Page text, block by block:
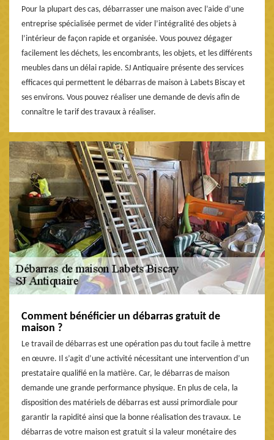
Pour la plupart des cas, débarrasser une maison avec l’aide d’une
entreprise spécialisée permet de vider l’intégralité des objets à
l’intérieur de façon rapide et organisée. Vous pouvez dégager
facilement les déchets, les encombrants, les objets, et les différents
meubles dans un délai rapide. SJ Antiquaire présente des services
efficaces qui permettent le débarras de maison à Labets Biscay et
ses environs. Vous pouvez réaliser une demande de devis afin de
connaître le tarif des travaux à réaliser.
Comment bénéficier un débarras gratuit de
maison ?
Le travail de débarras est une opération pas du tout facile à mettre
en œuvre. Il s’agit d’une activité nécessitant une intervention d’un
prestataire qualifié en la matière. Car, le débarras de maison
demande une grande performance physique. En plus de cela, la
disposition des matériels de débarras est aussi primordiale pour
garantir la rapidité ainsi que la bonne réalisation des travaux. Le
débarras de votre maison est gratuit si la valeur monétaire des